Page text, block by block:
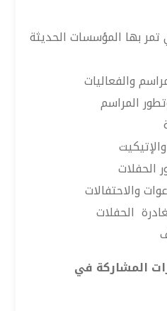
تمر بها المؤسسات الحديثة
والفعاليات
المراسم
الحفلات
والاحتفالات
الحفلات
المشاركة في